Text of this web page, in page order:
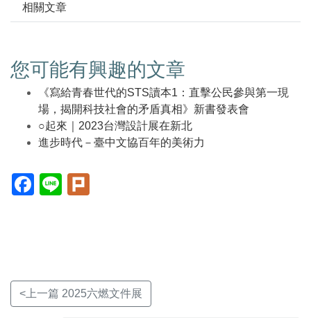
相關文章
您可能有興趣的文章
《寫給青春世代的STS讀本1：直擊公民參與第一現
場，揭開科技社會的矛盾真相》新書發表會
○起來｜2023台灣設計展在新北
進步時代－臺中文協百年的美術力
Facebook(另
開
Line(另
開
<上一篇 2025六燃文件展